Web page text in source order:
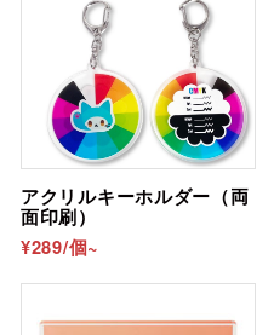
アクリルキーホルダー（両
面印刷）
¥289/個~